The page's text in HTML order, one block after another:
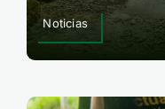
Noticias